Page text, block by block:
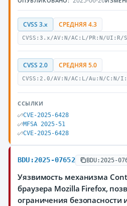
CVSS 3.x СРЕДНЯЯ 4.3
CVSS:3.x/AV:N/AC:L/PR:N/
CVSS 2.0 СРЕДНЯЯ 5.0
CVSS:2.0/AV:N/AC:L/Au:N/C:N/
ССЫЛКИ
CVE-2025-6428
MFSA 2025-51
CVE-2025-6428
BDU:2025-07652 BDU:2025-
Уязвимость механизма
браузера Mozilla Firefox,
ограничения безопасности